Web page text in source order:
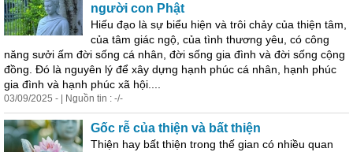
người con Phật
Hiếu đạo là sự biểu hiện và trôi chảy của thiện tâm,
của tâm giác ngộ, của tình thương yêu, có công
năng sưởi ấm đời sống cá nhân, đời sống gia đình và đời sống cộng
đồng. Đó là nguyên lý để xây dựng hạnh phúc cá nhân, hạnh phúc
gia đình và hạnh phúc xã hội....
03/09/2025 - | Nguồn tin : -/-
Gốc rễ của thiện và bất thiện
Thiện hay bất thiện trong thế gian có nhiều quan